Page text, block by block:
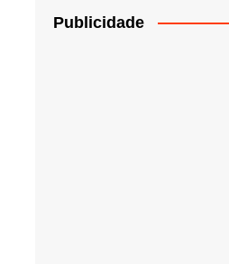
Publicidade